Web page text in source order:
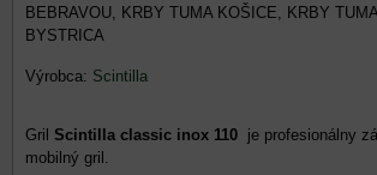
BEBRAVOU, KRBY TUMA KOŠICE, KRBY
BYSTRICA
Výrobca: Scintilla
Gril Scintilla classic inox 110 je profesionálny
mobilný gril.